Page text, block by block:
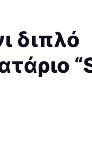
διπλό